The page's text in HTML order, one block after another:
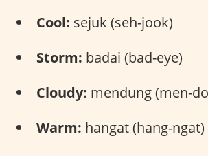
Cool: sejuk (seh-jook)
Storm: badai (bad-eye)
Cloudy: mendung (men-
Warm: hangat (hang-ngat)